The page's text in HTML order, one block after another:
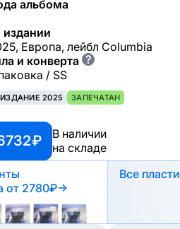
альбома
Европа, лейбл Columbia
и конверта ?
/ SS
2025 ЗАПЕЧАТАН
₽
В наличии
на складе
от 2780₽→
Все